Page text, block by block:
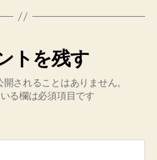
トを残す
されることはありません。
る欄は必須項目です